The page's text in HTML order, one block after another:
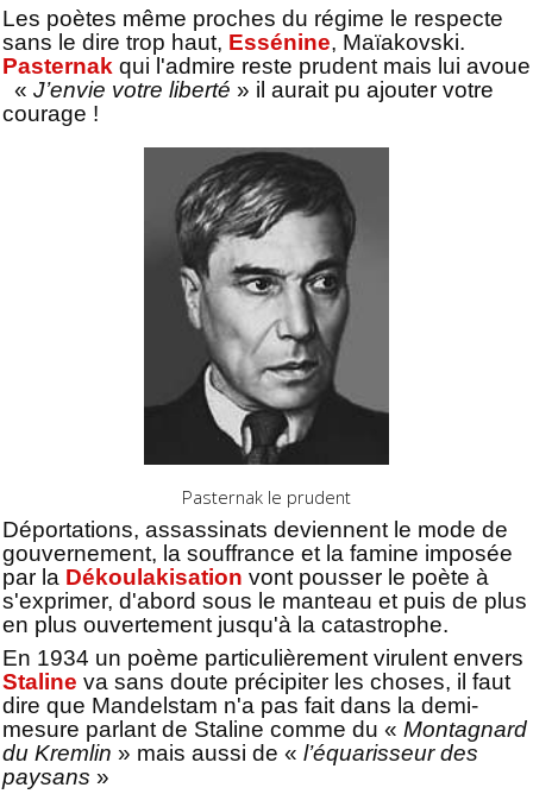
Les poètes même proches du régime le respecte
sans le dire trop haut, Essénine, Maïakovski.
Pasternak qui l'admire reste prudent mais lui avoue
« J’envie votre liberté » il aurait pu ajouter votre
courage !
Pasternak le prudent
Déportations, assassinats deviennent le mode de
gouvernement, la souffrance et la famine imposée
par la Dékoulakisation vont pousser le poète à
s'exprimer, d'abord sous le manteau et puis de plus
en plus ouvertement jusqu'à la catastrophe.
En 1934 un poème particulièrement virulent envers
Staline va sans doute précipiter les choses, il faut
dire que Mandelstam n'a pas fait dans la demi-
mesure parlant de Staline comme du « Montagnard
du Kremlin » mais aussi de « l’équarisseur des
paysans »